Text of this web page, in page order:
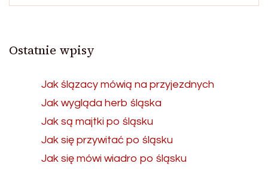
Ostatnie wpisy
Jak ślązacy mówią na przyjezdnych
Jak wygląda herb śląska
Jak są majtki po śląsku
Jak się przywitać po śląsku
Jak się mówi wiadro po śląsku